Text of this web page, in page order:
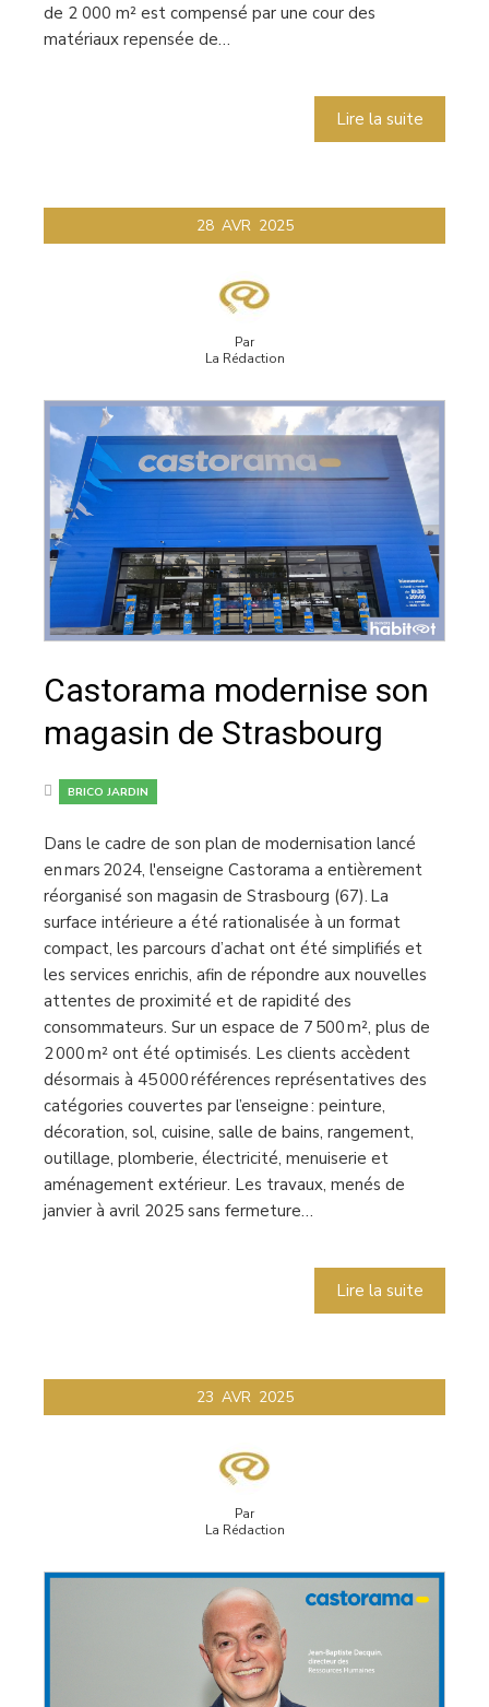
de 2 000 m² est compensé par une cour des
matériaux repensée de…
Lire la suite
28 AVR 2025
Par
La Rédaction
Castorama modernise son
magasin de Strasbourg
BRICO JARDIN
Dans le cadre de son plan de modernisation lancé
en mars 2024, l'enseigne Castorama a entièrement
réorganisé son magasin de Strasbourg (67). La
surface intérieure a été rationalisée à un format
compact, les parcours d’achat ont été simplifiés et
les services enrichis, afin de répondre aux nouvelles
attentes de proximité et de rapidité des
consommateurs. Sur un espace de 7 500 m², plus de
2 000 m² ont été optimisés. Les clients accèdent
désormais à 45 000 références représentatives des
catégories couvertes par l’enseigne : peinture,
décoration, sol, cuisine, salle de bains, rangement,
outillage, plomberie, électricité, menuiserie et
aménagement extérieur. Les travaux, menés de
janvier à avril 2025 sans fermeture…
Lire la suite
23 AVR 2025
Par
La Rédaction